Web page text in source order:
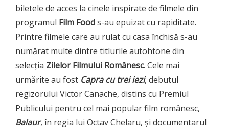
biletele de acces la cinele inspirate de filmele din
programul Film Foods-au epuizat cu rapiditate.
Printre filmele care au rulat cu casa închisă s-au
numărat multe dintre titlurile autohtone din
selecția Zilelor Filmului Românesc. Cele mai
urmărite au fost Capra cu trei iezi, debutul
regizorului Victor Canache, distins cu Premiul
Publicului pentru cel mai popular film românesc,
Balaur, în regia lui Octav Chelaru, și documentarul